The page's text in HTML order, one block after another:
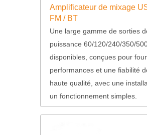
Amplificateur de mixage
FM / BT
Une large gamme de sorties
puissance 60/120/240/350/
disponibles, conçues pour
performances et une fiabilité
haute qualité, avec une
un fonctionnement simples.